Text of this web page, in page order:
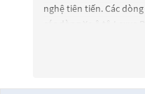
nghệ tiên tiến. Các dòng
các dòng